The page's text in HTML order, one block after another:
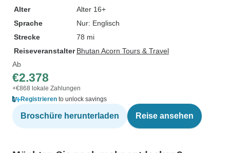
Alter
Alter 16+
Sprache
Nur: Englisch
Strecke
78 mi
Reiseveranstalter Bhutan Acorn Tours & Travel
Ab
€2.378
+€868 lokale Zahlungen
Registrieren to unlock savings
Broschüre herunterladen Reise ansehen